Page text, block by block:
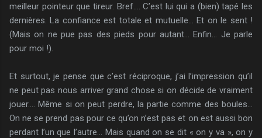
meilleur pointeur que tireur. Bref…. C’est lui qui a (bien) tapé les
dernières. La confiance est totale et mutuelle… Et on le sent !
(Mais on ne pue pas des pieds pour autant… Enfin… Je parle
pour moi !).
Et surtout, je pense que c’est réciproque, j’ai l’impression qu’il
ne peut pas nous arriver grand chose si on décide de vraiment
jouer…. Même si on peut perdre, la partie comme des boules…
On ne se prend pas pour ce qu’on n’est pas et on est aussi bon
perdant l’un que l’autre… Mais quand on se dit « on y va », on y